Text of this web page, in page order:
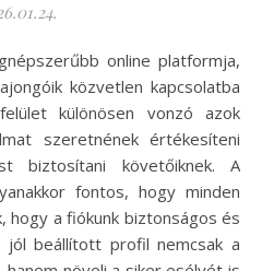
közvetlen kapcsolatba
különösen vonzó azok
szeretnének értékesíteni
biztosítani követőiknek. A
fontos, hogy minden
hogy a fiókunk biztonságos és
jól beállított profil nemcsak a